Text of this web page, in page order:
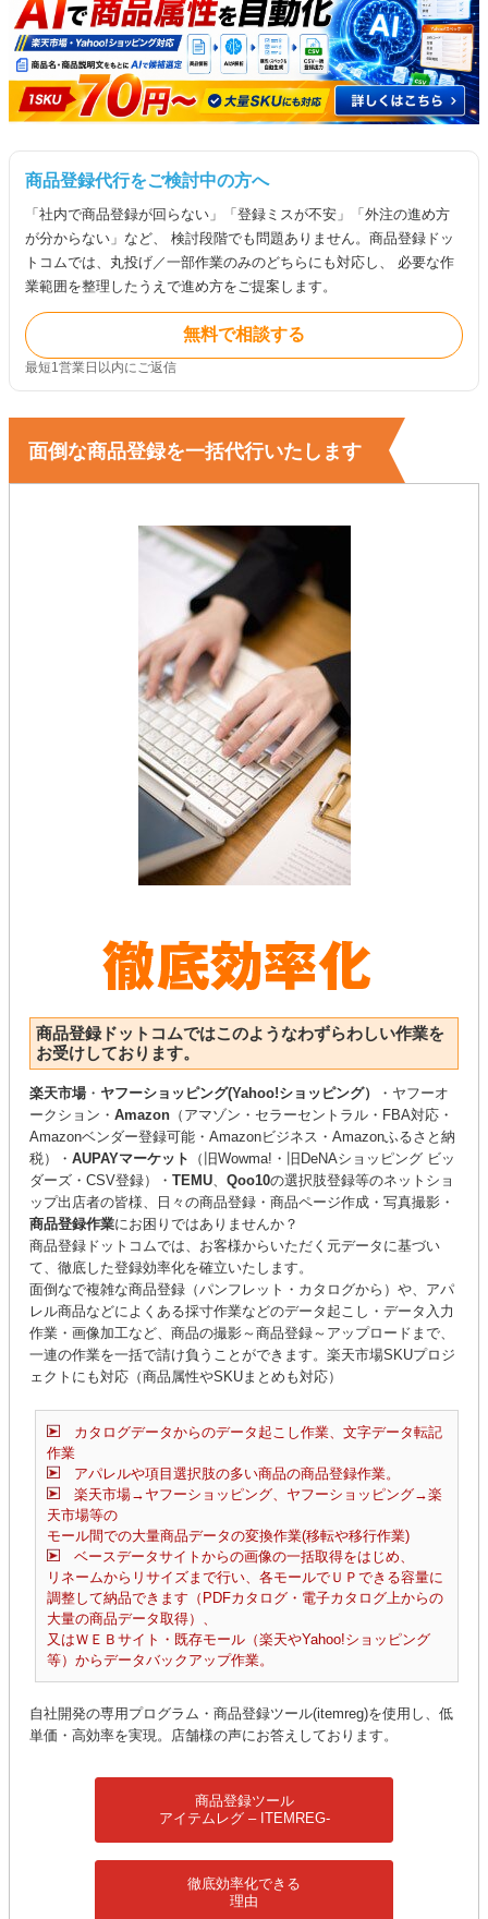
商品登録代行をご検討中の方へ
「社内で商品登録が回らない」「登録ミスが不安」「外注の進め方
が分からない」など、 検討段階でも問題ありません。商品登録ドッ
トコムでは、丸投げ／一部作業のみのどちらにも対応し、 必要な作
業範囲を整理したうえで進め方をご提案します。
無料で相談する
最短1営業日以内にご返信
面倒な商品登録を一括代行いたします
商品登録ドットコムではこのようなわずらわしい作業を
お受けしております。
楽天市場・ ヤフーショッピング(Yahoo!ショッピング）
・ヤフーオ
ークション・ Amazon （アマゾン・セラーセントラル・FBA対応・
Amazonベンダー登録可能・Amazonビジネス・Amazonふるさと納
税）・ AUPAYマーケット
（旧Wowma!・旧DeNAショッピング ビッ
ダーズ・CSV登録）・ TEMU、 Qoo10の選択肢登録等のネットショ
ップ出店者の皆様、日々の商品登録・商品ページ作成・写真撮影・
商品登録作業にお困りではありませんか？
商品登録ドットコムでは、お客様からいただく元データに基づい
て、徹底した登録効率化を確立いたします。
面倒なで複雑な商品登録（パンフレット・カタログから）や、アパ
レル商品などによくある採寸作業などのデータ起こし・データ入力
作業・画像加工など、商品の撮影～商品登録～アップロードまで、
一連の作業を一括で請け負うことができます。楽天市場SKUプロジ
ェクトにも対応（商品属性やSKUまとめも対応）
カタログデータからのデータ起こし作業、文字データ転記
作業
アパレルや項目選択肢の多い商品の商品登録作業。
楽天市場→ヤフーショッピング、ヤフーショッピング→楽
天市場等の
モール間での大量商品データの変換作業(移転や移行作業)
ベースデータサイトからの画像の一括取得をはじめ、
リネームからリサイズまで行い、各モールでＵＰできる容量に
調整して納品できます（PDFカタログ・電子カタログ上からの
大量の商品データ取得）、
又はＷＥＢサイト・既存モール（楽天やYahoo!ショッピング
等）からデータバックアップ作業。
自社開発の専用プログラム・商品登録ツール(itemreg)を使用し、低
単価・高効率を実現。店舗様の声にお答えしております。
商品登録ツール
アイテムレグ – ITEMREG-
徹底効率化できる
理由